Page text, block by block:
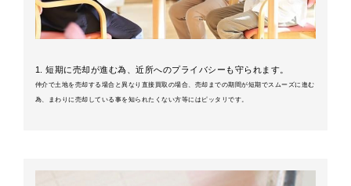
1. 短期に売却が進む為、近所へのプライバシーも守られます。
仲介で土地を売却する場合と異なり直接買取の場合、売却までの期間が短期でスムーズに進む
為、まわりに売却している事を知られたくない方等にはピッタリです。